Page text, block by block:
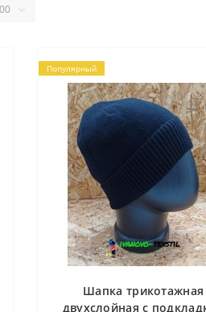
Популярный
Шапка трикотажная
двухслойная с